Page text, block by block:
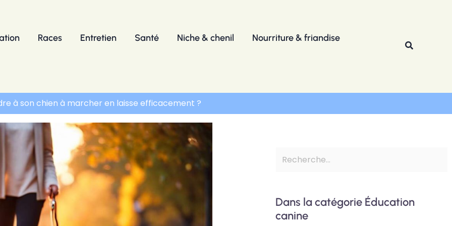
Races Entretien Santé Niche & chenil
Nourriture & friandise
à son chien à marcher en laisse efficacement ?
c
Dans la catégorie Éducation
canine